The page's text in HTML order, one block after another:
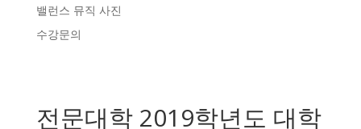
밸런스 뮤직 사진
수강문의
전문대학 2019학년도 대학